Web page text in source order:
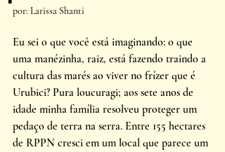
por: Larissa Shanti
Eu sei o que você está imaginando: o que
uma manézinha, raiz, está fazendo traindo a
cultura das marés ao viver no frízer que é
Urubici? Pura loucuragi; aos sete anos de
idade minha família resolveu proteger um
pedaço de terra na serra. Entre 155 hectares
de RPPN cresci em um local que parece um